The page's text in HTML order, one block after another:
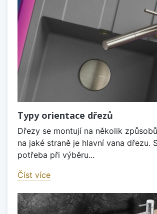
Typy orientace dřezů
Dřezy se montují na několik
na jaké straně je hlavní vana dřezu.
potřeba při výběru...
Číst více